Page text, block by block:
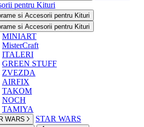
pentru Kituri
si Accesorii pentru Kituri
si Accesorii pentru Kituri
MINIART
MisterCraft
ITALERI
GREEN STUFF
ZVEZDA
AIRFIX
TAKOM
NOCH
TAMIYA
WARS STAR WARS